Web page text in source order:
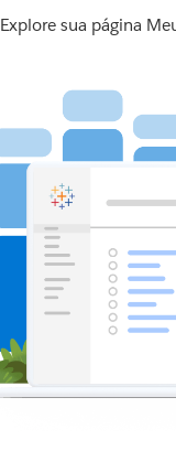
Explore sua página